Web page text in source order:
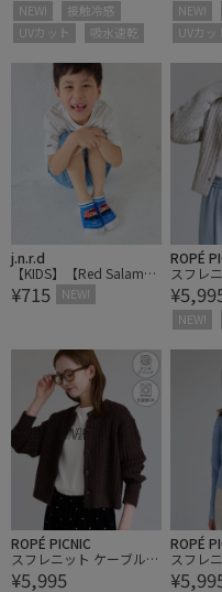
NEW!
接触冷感
UVカット
吸水速乾
NEW!
UVカッ
j.n.r.d
【KIDS】【Red Salaman
der】スニーカーソック
¥715 NEW!
ROPÉ
スフレ
ョート
NEW!
ROPÉ PICNIC
スフレニット ケーブルシ
ョートカーディガン
¥5,995
ROPÉ
スフレ
ョート